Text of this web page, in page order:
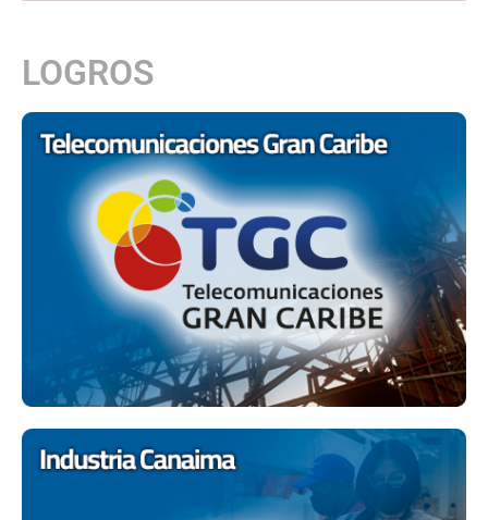
LOGROS